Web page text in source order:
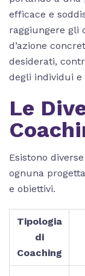
efficace e
raggiungere gli
d’azione
desiderati,
degli individui e
Le
Esistono
ognuna
e obiettivi.
Tipologia
di
Coaching